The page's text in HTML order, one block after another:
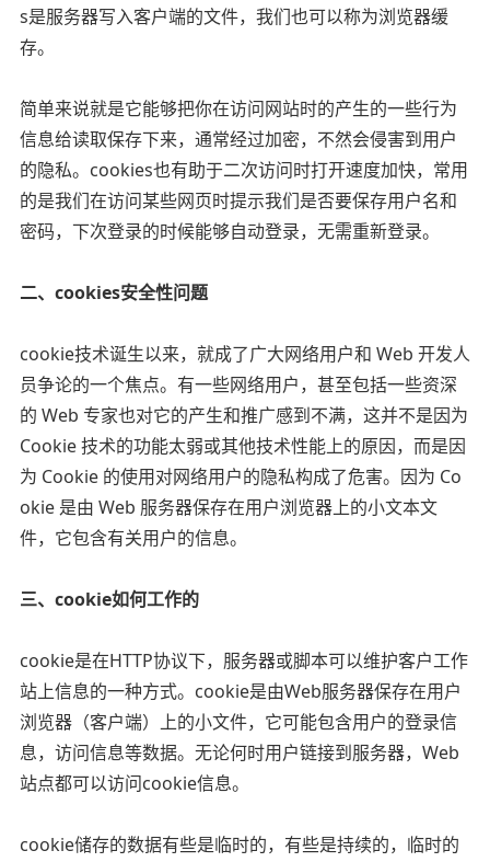
s是服务器写入客户端的文件，我们也可以称为浏览器缓
存。
简单来说就是它能够把你在访问网站时的产生的一些行为
信息给读取保存下来，通常经过加密，不然会侵害到用户
的隐私。cookies也有助于二次访问时打开速度加快，常用
的是我们在访问某些网页时提示我们是否要保存用户名和
密码，下次登录的时候能够自动登录，无需重新登录。
二、cookies安全性问题
cookie技术诞生以来，就成了广大网络用户和 Web 开发人
员争论的一个焦点。有一些网络用户，甚至包括一些资深
的 Web 专家也对它的产生和推广感到不满，这并不是因为
Cookie 技术的功能太弱或其他技术性能上的原因，而是因
为 Cookie 的使用对网络用户的隐私构成了危害。因为 Co
okie 是由 Web 服务器保存在用户浏览器上的小文本文
件，它包含有关用户的信息。
三、cookie如何工作的
cookie是在HTTP协议下，服务器或脚本可以维护客户工作
站上信息的一种方式。cookie是由Web服务器保存在用户
浏览器（客户端）上的小文件，它可能包含用户的登录信
息，访问信息等数据。无论何时用户链接到服务器，Web
站点都可以访问cookie信息。
cookie储存的数据有些是临时的，有些是持续的，临时的